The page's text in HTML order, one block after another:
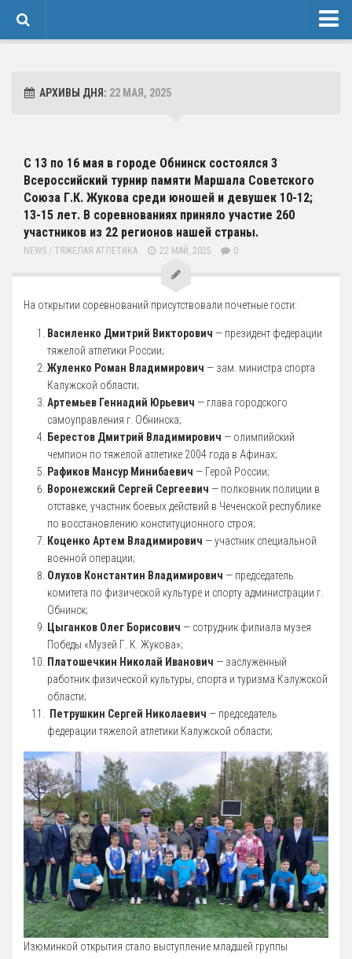
Контакты
2 Структура и органы управления организацией
3 Образование
4 Образовательные стандарты и требования
Соревнования
Положения и протоколы
5 Руководство. Педагогический (научно-педагогический) состав
Администрация
Тренерский состав
33. Педагогический Состав
6 Материально-техническое обеспечение и оснащенность
образовательного процесса
7 Доступная среда
Организация питания в Образовательной организации
8 Международное сотрудничество
9 Вакантные места для приема (перевода) обучающихся
10 Стипендии и меры поддержки обучающихся
11 Финансово-хозяйственная деятельность
Извещения о закупках
12 Платные образовательные услуги
13 Документы
Документы МАУ «СШОР КВАНТ»
Виды Спорта
Адаптивная физкультура
Бокс
Борьба (самбо и дзюдо)
Легкая атлетика
Лыжные гонки
Пулевая стрельба
АРХИВЫ ДНЯ: 22 МАЯ, 2025
С 13 по 16 мая в городе Обнинск состоялся 3
Всероссийский турнир памяти Маршала Советского
Союза Г.К. Жукова среди юношей и девушек 10-12;
13-15 лет. В соревнованиях приняло участие 260
участников из 22 регионов нашей страны.
NEWS / ТЯЖЕЛАЯ АТЛЕТИКА 22 МАЙ, 2025 0
На открытии соревнований присутствовали почетные гости:
Василенко Дмитрий Викторович — президент федерации
тяжелой атлетики России;
Жуленко Роман Владимирович — зам. министра спорта
Калужской области;
Артемьев Геннадий Юрьевич — глава городского
самоуправления г. Обнинска;
Берестов Дмитрий Владимирович — олимпийский
чемпион по тяжелой атлетике 2004 года в Афинах;
Рафиков Мансур Минибаевич — Герой России;
Воронежский Сергей Сергеевич — полковник полиции в
отставке, участник боевых действий в Чеченской республике
по восстановлению конституционного строя;
Коценко Артем Владимирович — участник специальной
военной операции;
Олухов Константин Владимирович — председатель
комитета по физической культуре и спорту администрации г.
Обнинск;
Цыганков Олег Борисович — сотрудник филиала музея
Победы «Музей Г. К. Жукова»;
Платошечкин Николай Иванович — заслуженный
работник физической культуры, спорта и туризма Калужской
области;
Петрушкин Сергей Николаевич — председатель
федерации тяжелой атлетики Калужской области;
Изюминкой открытия стало выступление младшей группы